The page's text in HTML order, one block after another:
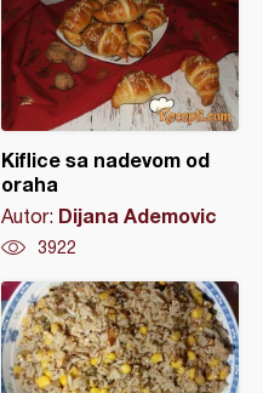
Kiflice sa nadevom od
oraha
Autor: Dijana Ademovic
3922